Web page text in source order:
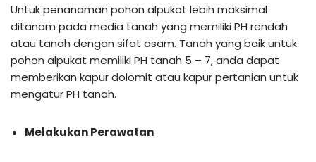
Untuk penanaman pohon alpukat lebih maksimal
ditanam pada media tanah yang memiliki PH rendah
atau tanah dengan sifat asam. Tanah yang baik untuk
pohon alpukat memiliki PH tanah 5 – 7, anda dapat
memberikan kapur dolomit atau kapur pertanian untuk
mengatur PH tanah.
Melakukan Perawatan